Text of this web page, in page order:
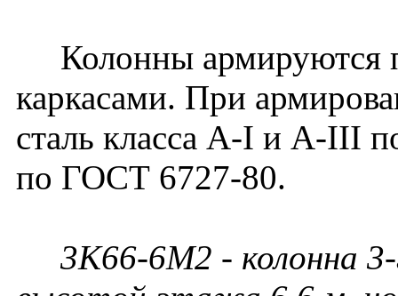
Колонны армируются
каркасами. При
сталь класса A-I и A-III
по ГОСТ 6727-80.
3К66-6М2 - колонна